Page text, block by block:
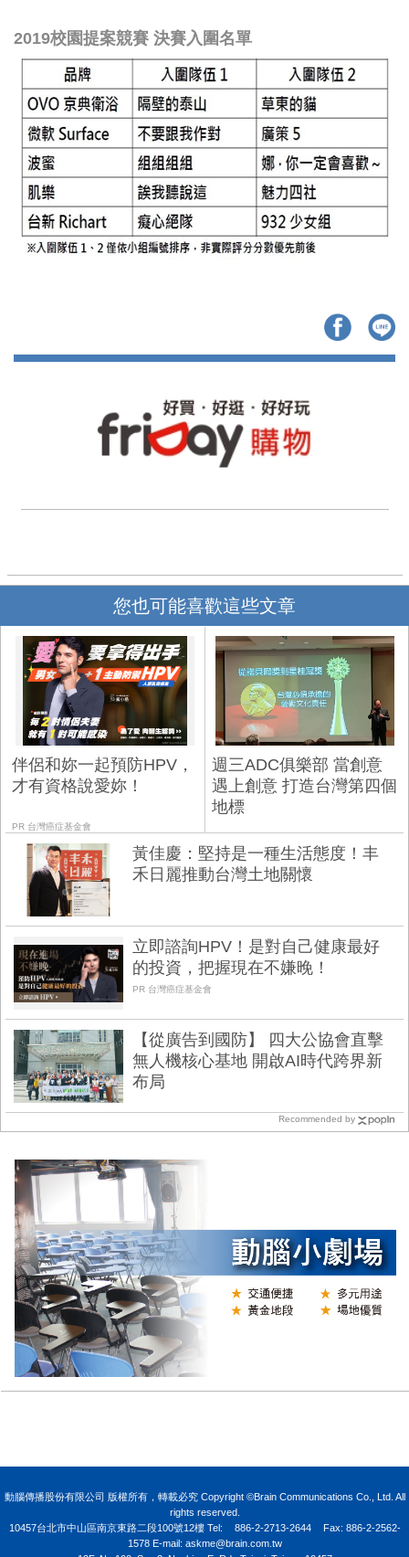
2019校園提案競賽 決賽入圍名單
您也可能喜歡這些文章
伴侶和妳一起預防HPV，
才有資格說愛妳！
PR 台灣癌症基金會
週三ADC俱樂部 當創意
遇上創意 打造台灣第四個
地標
黃佳慶：堅持是一種生活態度！丰
禾日麗推動台灣土地關懷
立即諮詢HPV！是對自己健康最好
的投資，把握現在不嫌晚！
PR 台灣癌症基金會
【從廣告到國防】 四大公協會直擊
無人機核心基地 開啟AI時代跨界新
布局
Recommended by
動腦傳播股份有限公司 版權所有，轉載必究 Copyright ©Brain Communications Co., Ltd. All
rights reserved.
10457台北市中山區南京東路二段100號12樓Tel: 886-2-2713-2644
Fax: 886-2-2562-
1578 E-mail: askme@brain.com.tw